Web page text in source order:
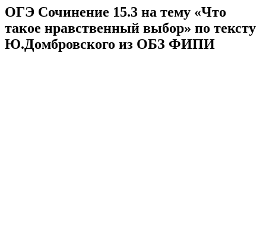
ОГЭ Сочинение 15.3 на тему «Что
такое нравственный выбор» по тексту
Ю.Домбровского из ОБЗ ФИПИ